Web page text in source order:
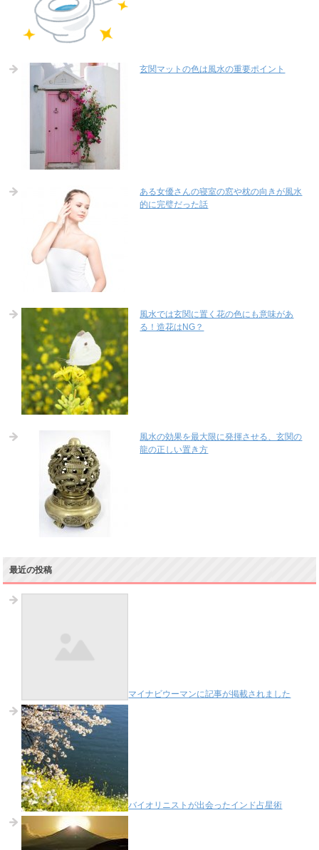
玄関マットの色は風水の重要ポイント
ある女優さんの寝室の窓や枕の向きが風水
的に完璧だった話
風水では玄関に置く花の色にも意味があ
る！造花はNG？
風水の効果を最大限に発揮させる、玄関の
龍の正しい置き方
最近の投稿
マイナビウーマンに記事が掲載されました
バイオリニストが出会ったインド占星術